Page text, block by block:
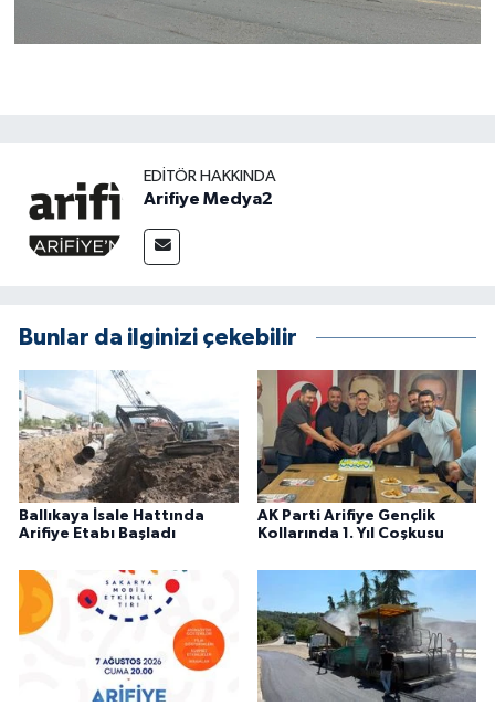
EDITÖR HAKKINDA
Arifiye Medya2
Bunlar da ilginizi çekebilir
Ballıkaya İsale Hattında
Arifiye Etabı Başladı
AK Parti Arifiye Gençlik
Kollarında 1. Yıl Coşkusu